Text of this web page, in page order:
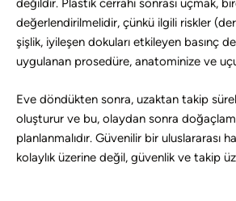
değildir. Plastik cerrahi sonrası uçmak,
değerlendirilmelidir, çünkü ilgili riskler
şişlik, iyileşen dokuları etkileyen basınç
uygulanan prosedüre, anatominize ve
Eve döndükten sonra, uzaktan takip
oluşturur ve bu, olaydan sonra
planlanmalıdır. Güvenilir bir uluslararası
kolaylık üzerine değil, güvenlik ve takip